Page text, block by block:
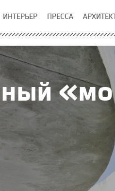
ИНТЕРЬЕР ПРЕССА